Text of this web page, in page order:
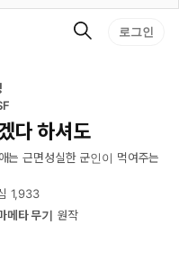
검
로그인
다 하셔도
는 근면성실한 군인이 먹여주는
1,933
메타 무기 원작